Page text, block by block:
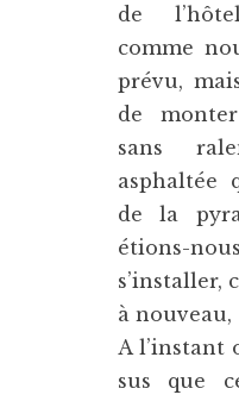
de
comme
prévu,
de
sans
asphaltée
de la
étions-
s’installer,
à
A l’instant
sus que